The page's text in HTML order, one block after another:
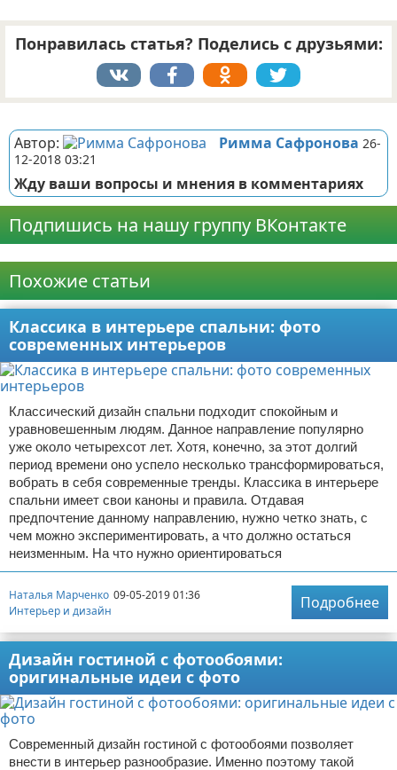
Понравилась статья? Поделись с друзьями:
Автор: Римма Сафронова 26-
12-2018 03:21
Жду ваши вопросы и мнения в комментариях
Подпишись на нашу группу ВКонтакте
Похожие статьи
Классика в интерьере спальни: фото
современных интерьеров
Классический дизайн спальни подходит спокойным и
уравновешенным людям. Данное направление популярно
уже около четырехсот лет. Хотя, конечно, за этот долгий
период времени оно успело несколько трансформироваться,
вобрать в себя современные тренды. Классика в интерьере
спальни имеет свои каноны и правила. Отдавая
предпочтение данному направлению, нужно четко знать, с
чем можно экспериментировать, а что должно остаться
неизменным. На что нужно ориентироваться
Наталья Марченко 09-05-2019 01:36
Интерьер и дизайн
Подробнее
Дизайн гостиной с фотообоями:
оригинальные идеи с фото
Современный дизайн гостиной с фотообоями позволяет
внести в интерьер разнообразие. Именно поэтому такой